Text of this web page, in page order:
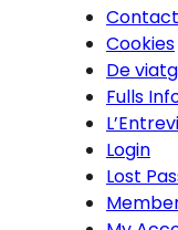
Cookies
De
Fulls
Login
Lost